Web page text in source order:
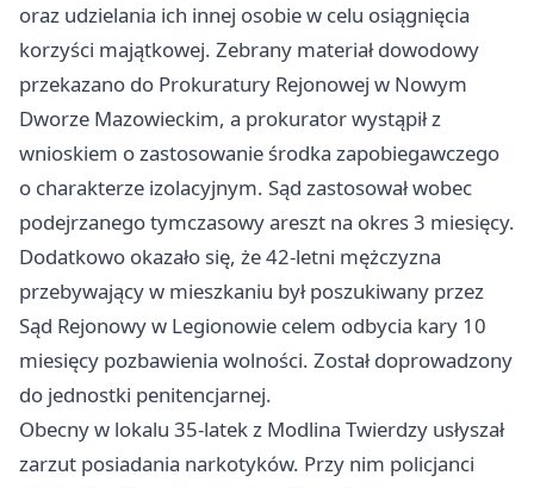
oraz udzielania ich innej osobie w celu osiągnięcia
korzyści majątkowej. Zebrany materiał dowodowy
przekazano do Prokuratury Rejonowej w Nowym
Dworze Mazowieckim, a prokurator wystąpił z
wnioskiem o zastosowanie środka zapobiegawczego
o charakterze izolacyjnym. Sąd zastosował wobec
podejrzanego tymczasowy areszt na okres 3 miesięcy.
Dodatkowo okazało się, że 42-letni mężczyzna
przebywający w mieszkaniu był poszukiwany przez
Sąd Rejonowy w Legionowie celem odbycia kary 10
miesięcy pozbawienia wolności. Został doprowadzony
do jednostki penitencjarnej.
Obecny w lokalu 35-latek z Modlina Twierdzy usłyszał
zarzut posiadania narkotyków. Przy nim policjanci